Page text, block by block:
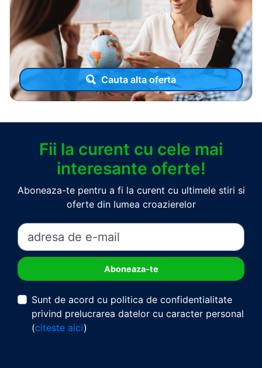
Cauta alta oferta
Fii la curent cu cele mai
interesante oferte!
Aboneaza-te pentru a fi la curent cu ultimele stiri si
oferte din lumea croazierelor
Sunt de acord cu politica de confidentialitate
privind prelucrarea datelor cu caracter personal
(citeste aici)